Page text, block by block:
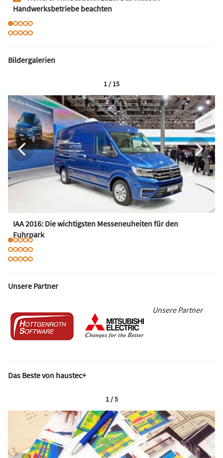
Handwerksbetriebe beachten
Bildergalerien
IAA 2016: Die wichtigsten Messeneuheiten für den
Fuhrpark
1 / 15
Unsere Partner
Unsere Partner
Das Beste von haustec+
1 / 5